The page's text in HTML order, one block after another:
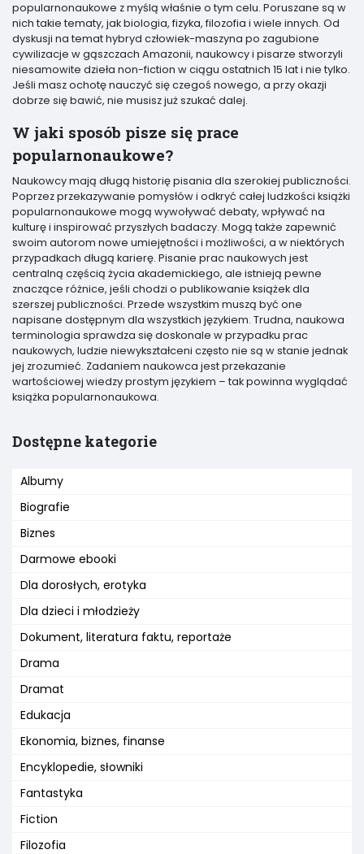
popularnonaukowe z myślą właśnie o tym celu. Poruszane są w
nich takie tematy, jak biologia, fizyka, filozofia i wiele innych. Od
dyskusji na temat hybryd człowiek-maszyna po zagubione
cywilizacje w gąszczach Amazonii, naukowcy i pisarze stworzyli
niesamowite dzieła non-fiction w ciągu ostatnich 15 lat i nie tylko.
Jeśli masz ochotę nauczyć się czegoś nowego, a przy okazji
dobrze się bawić, nie musisz już szukać dalej.
W jaki sposób pisze się prace
popularnonaukowe?
Naukowcy mają długą historię pisania dla szerokiej publiczności.
Poprzez przekazywanie pomysłów i odkryć całej ludzkości książki
popularnonaukowe mogą wywoływać debaty, wpływać na
kulturę i inspirować przyszłych badaczy. Mogą także zapewnić
swoim autorom nowe umiejętności i możliwości, a w niektórych
przypadkach długą karierę. Pisanie prac naukowych jest
centralną częścią życia akademickiego, ale istnieją pewne
znaczące różnice, jeśli chodzi o publikowanie książek dla
szerszej publiczności. Przede wszystkim muszą być one
napisane dostępnym dla wszystkich językiem. Trudna, naukowa
terminologia sprawdza się doskonale w przypadku prac
naukowych, ludzie niewykształceni często nie są w stanie jednak
jej zrozumieć. Zadaniem naukowca jest przekazanie
wartościowej wiedzy prostym językiem – tak powinna wyglądać
książka popularnonaukowa.
Dostępne kategorie
Albumy
Biografie
Biznes
Darmowe ebooki
Dla dorosłych, erotyka
Dla dzieci i młodzieży
Dokument, literatura faktu, reportaże
Drama
Dramat
Edukacja
Ekonomia, biznes, finanse
Encyklopedie, słowniki
Fantastyka
Fiction
Filozofia